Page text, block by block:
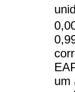
um